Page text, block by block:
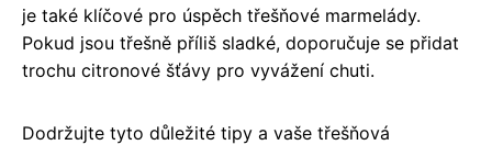
je také klíčové pro úspěch třešňové marmelády.
Pokud jsou třešně příliš sladké, doporučuje se přidat
trochu citronové šťávy pro vyvážení chuti.
Dodržujte tyto důležité tipy a vaše třešňová